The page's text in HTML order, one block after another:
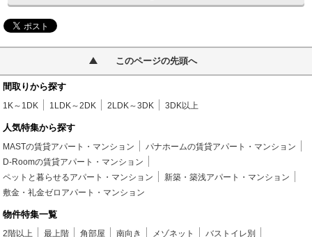
このページの先頭へ
間取りから探す
1K～1DK 1LDK～2DK 2LDK～3DK 3DK以上
人気特集から探す
MASTの賃貸アパート・マンション
パナホームの賃貸アパート・マンション
D-Roomの賃貸アパート・マンション
ペットと暮らせるアパート・マンション
新築・築浅アパート・マンション
敷金・礼金ゼロアパート・マンション
物件特集一覧
2階以上 最上階 角部屋 南向き メゾネット
バストイレ別